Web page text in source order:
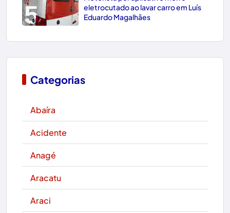
5
eletrocutado ao lavar carro em Luís
Eduardo Magalhães
Categorias
Abaíra
Acidente
Anagé
Aracatu
Araci